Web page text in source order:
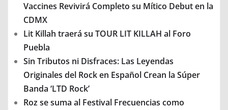
Vaccines Revivirá Completo su Mítico Debut en la
CDMX
Lit Killah traerá su TOUR LIT KILLAH al Foro
Puebla
Sin Tributos ni Disfraces: Las Leyendas
Originales del Rock en Español Crean la Súper
Banda ‘LTD Rock’
Roz se suma al Festival Frecuencias como